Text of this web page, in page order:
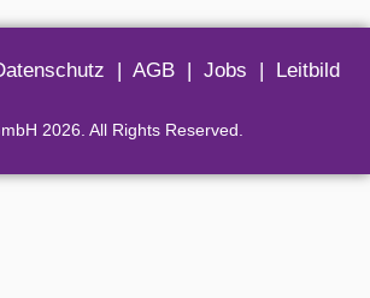
| AGB| Jobs | Leitbild
2026. All Rights Reserved.